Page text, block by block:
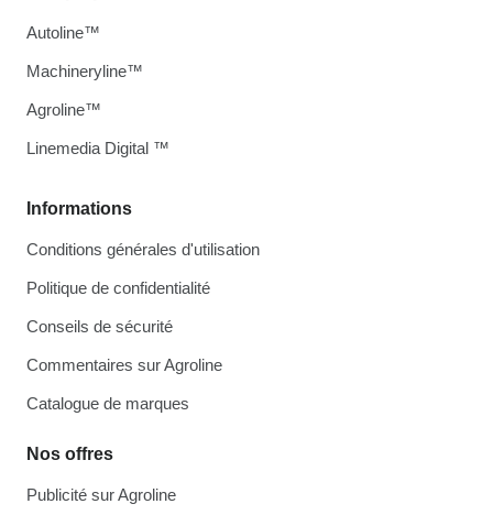
Informations
Conditions générales d'utilisation
Politique de confidentialité
Conseils de sécurité
Commentaires sur Agroline
Catalogue de marques
Nos offres
Publicité sur Agroline
Autoline™
Machineryline™
Agroline™
Linemedia Digital ™